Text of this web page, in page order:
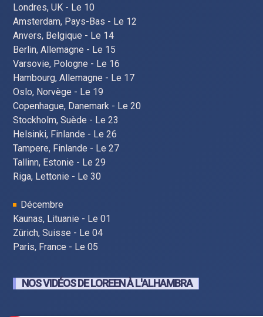
Londres, UK - Le 10
Amsterdam, Pays-Bas - Le 12
Anvers, Belgique - Le 14
Berlin, Allemagne - Le 15
Varsovie, Pologne - Le 16
Hambourg, Allemagne - Le 17
Oslo, Norvège - Le 19
Copenhague, Danemark - Le 20
Stockholm, Suède - Le 23
Helsinki, Finlande - Le 26
Tampere, Finlande - Le 27
Tallinn, Estonie - Le 29
Riga, Lettonie - Le 30
Décembre
Kaunas, Lituanie - Le 01
Zürich, Suisse - Le 04
Paris, France - Le 05
NOS VIDÉOS DE LOREEN À L'ALHAMBRA